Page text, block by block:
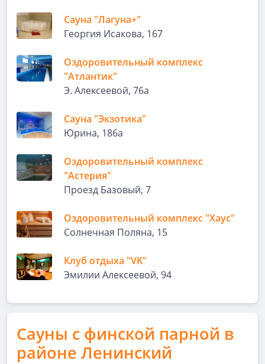
Сауна "Лагуна+"
Георгия Исакова, 167
Оздоровительный комплекс
"Атлантик"
Э. Алексеевой, 76а
Сауна "Экзотика"
Юрина, 186а
Оздоровительный комплекс
"Астерия"
Проезд Базовый, 7
Оздоровительный комплекс "Хаус"
Солнечная Поляна, 15
Клуб отдыха "VK"
Эмилии Алексеевой, 94
Сауны с финской парной в
районе Ленинский